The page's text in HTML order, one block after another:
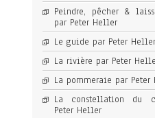
Peindre, pêcher &
par Peter Heller
Le guide par Peter Heller
La rivière par Peter
La pommeraie par Peter
La constellation du
Peter Heller